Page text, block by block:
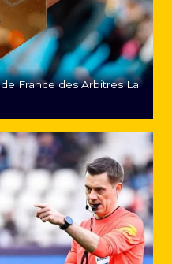
France des Arbitres La